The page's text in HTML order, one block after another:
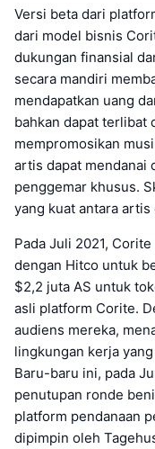
Versi beta dari
dari model bisnis
dukungan finansial
secara mandiri
mendapatkan uang
bahkan dapat terlibat
mempromosikan
artis dapat mendanai
penggemar khusus.
yang kuat antara artis
Pada Juli 2021,
dengan Hitco untuk
$2,2 juta AS untuk
asli platform Corite.
audiens mereka,
lingkungan kerja
Baru-baru ini, pada
penutupan ronde
platform pendanaan
dipimpin oleh